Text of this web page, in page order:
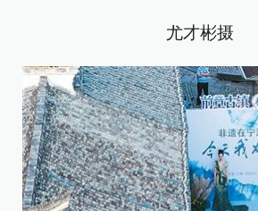
尤才彬摄